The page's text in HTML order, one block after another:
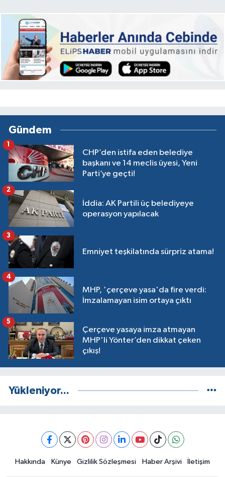
Gündem
CHP’den istifa eden belediye
başkanı ve 14 meclis üyesi, Yeni
Parti’ye geçti!
1
İddia: AK Partili üç belediyeye
operasyon yapılacak
2
Emniyet teşkilatında sürpriz atama!
3
MHP, 'çerçeve yasa'da fire verdi:
İmzalamayan isim ortaya çıktı
4
Çerçeve yasaya imza atmayan
MHP'li Yönter’den dikkat çeken
çıkış!
5
Yükleniyor...
Hakkında Künye Gizlilik Sözleşmesi Haber Arşivi İletişim